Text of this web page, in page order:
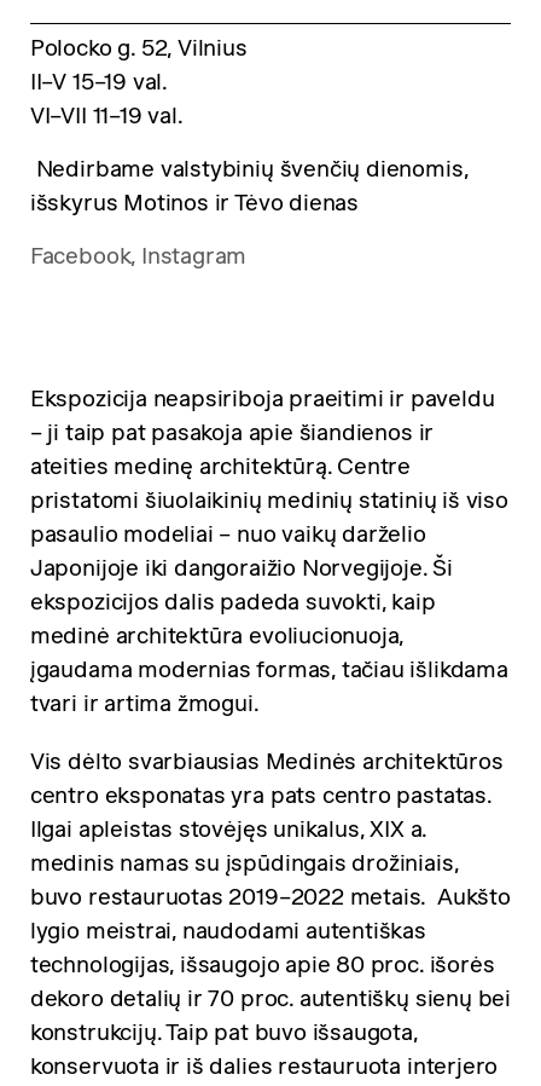
Ekspozicija neapsiriboja praeitimi ir paveldu
– ji taip pat pasakoja apie šiandienos ir
ateities medinę architektūrą. Centre
pristatomi šiuolaikinių medinių statinių iš viso
pasaulio modeliai – nuo vaikų darželio
Japonijoje iki dangoraižio Norvegijoje. Ši
ekspozicijos dalis padeda suvokti, kaip
medinė architektūra evoliucionuoja,
įgaudama modernias formas, tačiau išlikdama
tvari ir artima žmogui.
Vis dėlto svarbiausias Medinės architektūros
centro eksponatas yra pats centro pastatas.
Ilgai apleistas stovėjęs unikalus, XIX a.
medinis namas su įspūdingais drožiniais,
buvo restauruotas 2019–2022 metais. Aukšto
lygio meistrai, naudodami autentiškas
technologijas, išsaugojo apie 80 proc. išorės
dekoro detalių ir 70 proc. autentiškų sienų bei
konstrukcijų. Taip pat buvo išsaugota,
konservuota ir iš dalies restauruota interjero
Polocko g. 52, Vilnius
II–V 15–19 val.
VI–VII 11–19 val.
Nedirbame valstybinių švenčių dienomis,
išskyrus Motinos ir Tėvo dienas
Facebook, Instagram